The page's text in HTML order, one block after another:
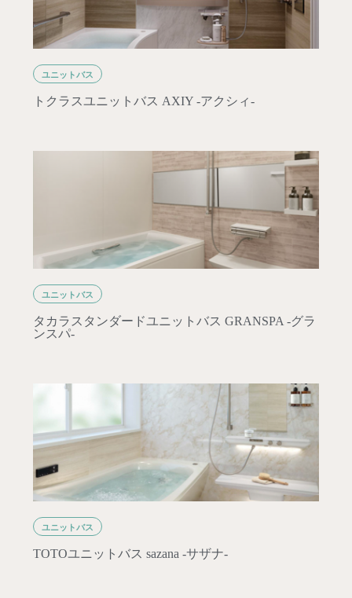
ユニットバス
トクラスユニットバス AXIY -アクシィ-
ユニットバス
タカラスタンダードユニットバス GRANSPA -グラ
ンスパ-
ユニットバス
TOTOユニットバス sazana -サザナ-